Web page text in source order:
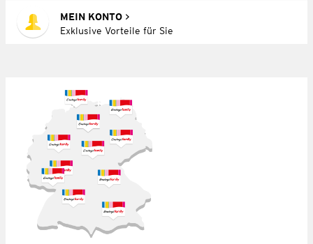
MEIN KONTO
Exklusive Vorteile für Sie